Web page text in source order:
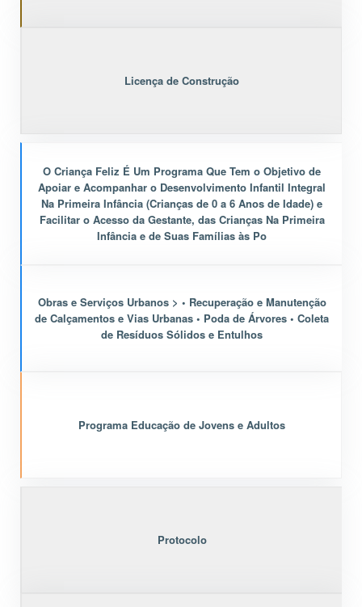
Licença de Construção
O Criança Feliz É Um Programa Que Tem o Objetivo de
Apoiar e Acompanhar o Desenvolvimento Infantil Integral
Na Primeira Infância (Crianças de 0 a 6 Anos de Idade) e
Facilitar o Acesso da Gestante, das Crianças Na Primeira
Infância e de Suas Famílias às Po
Obras e Serviços Urbanos > • Recuperação e Manutenção
de Calçamentos e Vias Urbanas • Poda de Árvores • Coleta
de Resíduos Sólidos e Entulhos
Programa Educação de Jovens e Adultos
Protocolo